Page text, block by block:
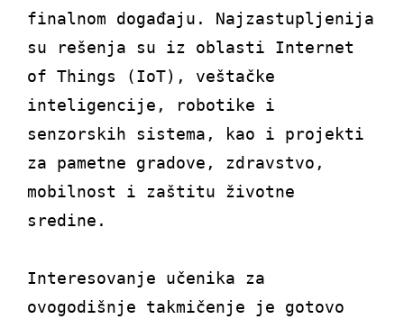
finalnom događaju. Najzastupljenija
su rešenja su iz oblasti Internet
of Things (IoT), veštačke
inteligencije, robotike i
senzorskih sistema, kao i projekti
za pametne gradove, zdravstvo,
mobilnost i zaštitu životne
sredine.
Interesovanje učenika za
ovogodišnje takmičenje je gotovo